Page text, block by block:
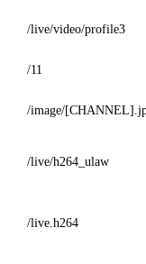
/live/video/profile3
/11
/image/
/live/h264_ulaw
/live.h264